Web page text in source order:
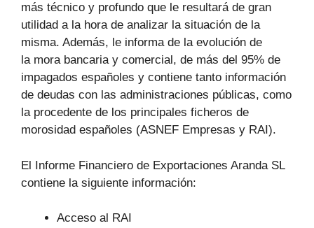
más técnico y profundo que le resultará de gran
utilidad a la hora de analizar la situación de la
misma. Además, le informa de la evolución de
la mora bancaria y comercial, de más del 95% de
impagados españoles y contiene tanto información
de deudas con las administraciones públicas, como
la procedente de los principales ficheros de
morosidad españoles (ASNEF Empresas y RAI).
El Informe Financiero de Exportaciones Aranda SL
contiene la siguiente información:
Acceso al RAI